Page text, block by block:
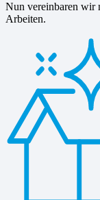
Nun vereinbaren wir
Arbeiten.